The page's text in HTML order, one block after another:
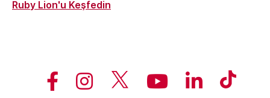
Ruby Lion'u Keşfedin